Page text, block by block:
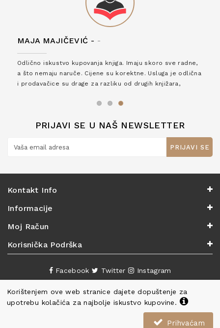
Korištenjem ove web stranice dajete dopuštenje za
upotrebu kolačića za najbolje iskustvo kupovine.
Prihvaćam
MAJA MAJIČEVIĆ - -
Odlično iskustvo kupovanja knjiga. Imaju skoro sve radne,
a što nemaju naruče. Cijene su korektne. Usluga je odlična
i prodavačice su drage za razliku od drugih knjižara,
PRIJAVI SE U NAŠ NEWSLETTER
PRIJAVI SE
Kontakt Info
Informacije
Moj Račun
Korisnička Podrška
Facebook Twitter Instagram